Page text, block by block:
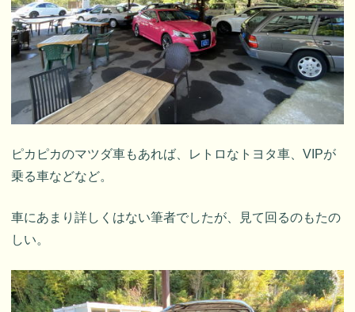
ピカピカのマツダ車もあれば、レトロなトヨタ車、VIPが
乗る車などなど。
車にあまり詳しくはない筆者でしたが、見て回るのもたの
しい。